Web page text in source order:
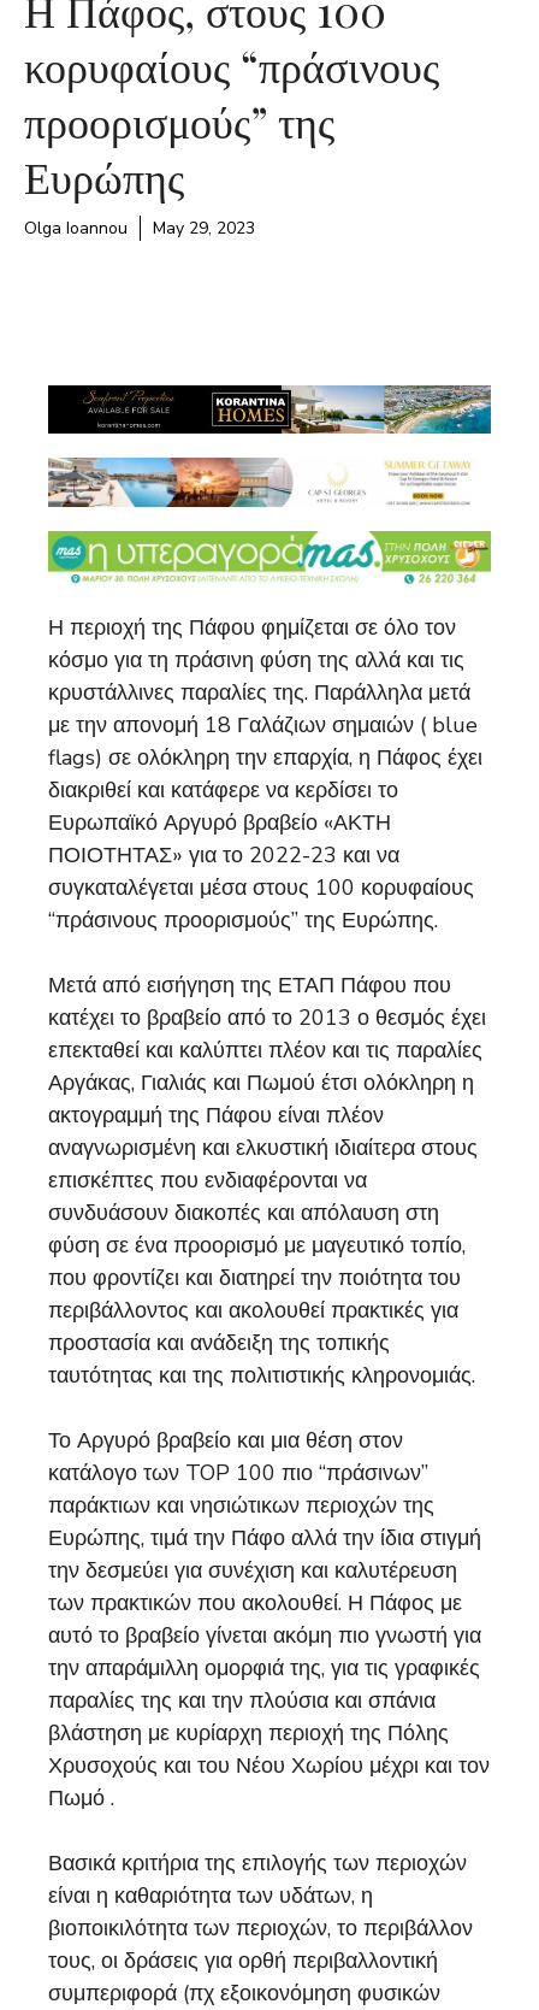
κορυφαίους “πράσινους
προορισμούς” της
Ευρώπης
Olga Ioannou May 29, 2023
Η περιοχή της Πάφου φημίζεται σε όλο τον
κόσμο για τη πράσινη φύση της αλλά και τις
κρυστάλλινες παραλίες της. Παράλληλα μετά
με την απονομή 18 Γαλάζιων σημαιών ( blue
flags) σε ολόκληρη την επαρχία, η Πάφος έχει
διακριθεί και κατάφερε να κερδίσει το
Ευρωπαϊκό Αργυρό βραβείο «ΑΚΤΗ
ΠΟΙΟΤΗΤΑΣ» για το 2022-23 και να
συγκαταλέγεται μέσα στους 100 κορυφαίους
“πράσινους προορισμούς” της Ευρώπης.
Μετά από εισήγηση της ΕΤΑΠ Πάφου που
κατέχει το βραβείο από το 2013 ο θεσμός έχει
επεκταθεί και καλύπτει πλέον και τις παραλίες
Αργάκας, Γιαλιάς και Πωμού έτσι ολόκληρη η
ακτογραμμή της Πάφου είναι πλέον
αναγνωρισμένη και ελκυστική ιδιαίτερα στους
επισκέπτες που ενδιαφέρονται να
συνδυάσουν διακοπές και απόλαυση στη
φύση σε ένα προορισμό με μαγευτικό τοπίο,
που φροντίζει και διατηρεί την ποιότητα του
περιβάλλοντος και ακολουθεί πρακτικές για
προστασία και ανάδειξη της τοπικής
ταυτότητας και της πολιτιστικής κληρονομιάς.
Το Αργυρό βραβείο και μια θέση στον
κατάλογο των TOP 100 πιο “πράσινων”
παράκτιων και νησιώτικων περιοχών της
Ευρώπης, τιμά την Πάφο αλλά την ίδια στιγμή
την δεσμεύει για συνέχιση και καλυτέρευση
των πρακτικών που ακολουθεί. Η Πάφος με
αυτό το βραβείο γίνεται ακόμη πιο γνωστή για
την απαράμιλλη ομορφιά της, για τις γραφικές
παραλίες της και την πλούσια και σπάνια
βλάστηση με κυρίαρχη περιοχή της Πόλης
Χρυσοχούς και του Νέου Χωρίου μέχρι και τον
Πωμό .
Βασικά κριτήρια της επιλογής των περιοχών
είναι η καθαριότητα των υδάτων, η
βιοποικιλότητα των περιοχών, το περιβάλλον
τους, οι δράσεις για ορθή περιβαλλοντική
συμπεριφορά (πχ εξοικονόμηση φυσικών